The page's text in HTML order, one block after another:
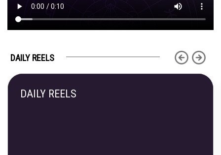
DAILY REELS
DAILY REELS